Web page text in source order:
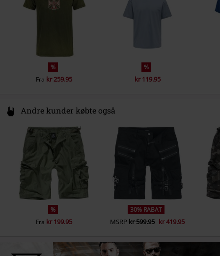
%
Fra kr 259.95
%
kr 119.95
Andre kunder købte også
%
Fra kr 199.95
30% RABAT
MSRP kr 599.95 kr 419.95